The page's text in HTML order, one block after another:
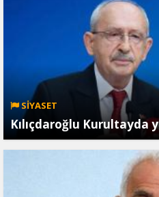
SİYASET
Kılıçdaroğlu Kurultayda